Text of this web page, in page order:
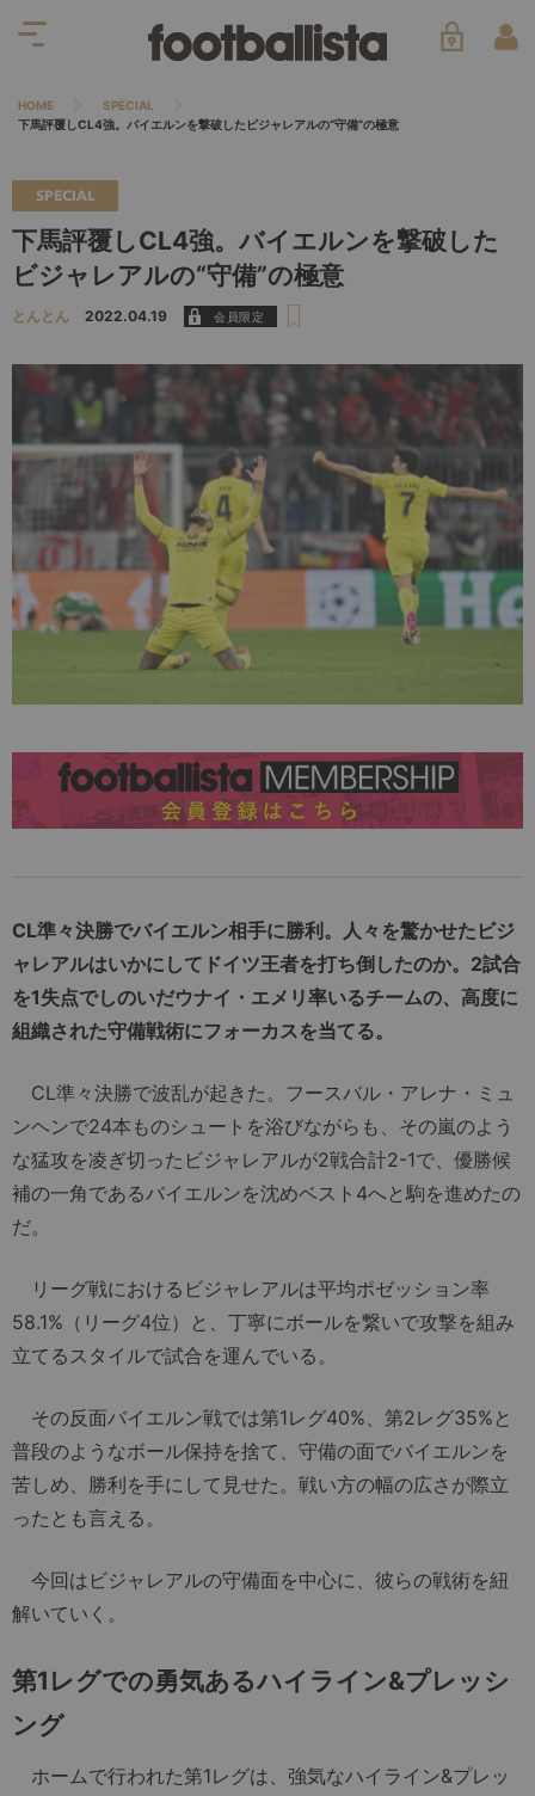
HOME
SPECIAL
下馬評覆しCL4強。バイエルンを撃破したビジャレアルの“守備”の極意
SPECIAL
下馬評覆しCL4強。バイエルンを撃破した
ビジャレアルの“守備”の極意
とんとん 2022.04.19
CL準々決勝でバイエルン相手に勝利。人々を驚かせたビジ
ャレアルはいかにしてドイツ王者を打ち倒したのか。2試合
を1失点でしのいだウナイ・エメリ率いるチームの、高度に
組織された守備戦術にフォーカスを当てる。
CL準々決勝で波乱が起きた。フースバル・アレナ・ミュ
ンヘンで24本ものシュートを浴びながらも、その嵐のよう
な猛攻を凌ぎ切ったビジャレアルが2戦合計2-1で、優勝候
補の一角であるバイエルンを沈めベスト4へと駒を進めたの
だ。
リーグ戦におけるビジャレアルは平均ポゼッション率
58.1%（リーグ4位）と、丁寧にボールを繋いで攻撃を組み
立てるスタイルで試合を運んでいる。
その反面バイエルン戦では第1レグ40%、第2レグ35%と
普段のようなボール保持を捨て、守備の面でバイエルンを
苦しめ、勝利を手にして見せた。戦い方の幅の広さが際立
ったとも言える。
今回はビジャレアルの守備面を中心に、彼らの戦術を紐
解いていく。
第1レグでの勇気あるハイライン&プレッシ
ング
ホームで行われた第1レグは、強気なハイライン&プレッ